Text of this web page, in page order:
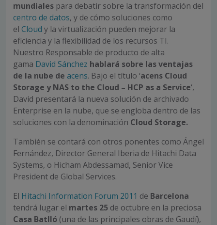
mundiales para debatir sobre la transformación del
centro de datos, y de cómo soluciones como
el Cloud y la virtualización pueden mejorar la
eficiencia y la flexibilidad de los recursos TI.
Nuestro Responsable de producto de alta
gama David Sánchez hablará sobre las ventajas
de la nube de acens. Bajo el título ‘acens Cloud
Storage y NAS to the Cloud – HCP as a Service‘,
David presentará la nueva solución de archivado
Enterprise en la nube, que se engloba dentro de las
soluciones con la denominación Cloud Storage.
También se contará con otros ponentes como Ángel
Fernández, Director General Iberia de Hitachi Data
Systems, o Hicham Abdessamad, Senior Vice
President de Global Services.
El Hitachi Information Forum 2011 de Barcelona
tendrá lugar el martes 25 de octubre en la preciosa
Casa Batlló (una de las principales obras de Gaudí),